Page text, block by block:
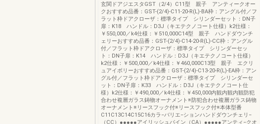
玄関ドアジエスタGST（2/4）C11型 親子 アンティークオー
クおすすめ品番：GST-(2/4)-C11-20-R(L)-BA枠：アングル付／フ
ラット枠ドアクローザ：標準タイプ シリンダーセット：DN子
扉：K18 ハンドル：D3J（キエテクノコート仕様）k2仕様：
￥550,000／k4仕様：￥510,000C14型 親子 ハンドダウンチ
ェリーおすすめ品番：GST-(2/4)-C14-20-R(L)-CC枠：アングル
付／フラット枠ドアクローザ：標準タイプ シリンダーセッ
ト：DN子扉：K14 ハンドル：D3J（キエテクノコート仕様）
k2仕様：￥500,000／k4仕様：￥460,000C13型 親子 エクリ
ュアイボリーおすすめ品番：GST-(2/4)-C13-20-R(L)-EA枠：アン
グル付／フラット枠ドアクローザ：標準タイプ シリンダーセ
ット：DN子扉：K33 ハンドル：D3J（キエテクノコート仕
様）k2仕様：￥490,000／k4仕様：￥450,000内観内観内観防犯
合わせ複層ガラス鋳物オーナメント※防犯合わせ複層ガラス鋳物
オーナメント※リースフック付※リースフック付※本体型番
C11C13C14C15C16カラ−バリエ−ションハンドダウンチェリ−
（CC）●●●●●アイリッシュパイン（CA）●●●●●アンティ−クオ